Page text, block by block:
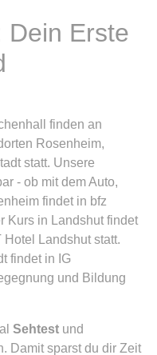
Dein Erste
finden an
Rosenheim,
statt. Unsere
- ob mit dem Auto,
findet in bfz
Kurs in Landshut findet
Landshut statt.
findet in IG
und Bildung
Sehtest und
Damit sparst du dir Zeit